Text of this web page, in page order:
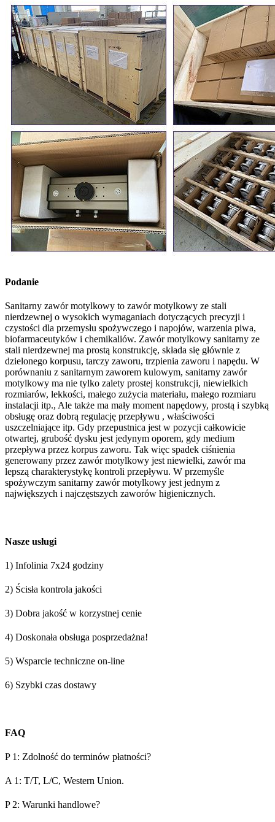
Podanie
Sanitarny zawór motylkowy to zawór motylkowy ze stali
nierdzewnej o wysokich wymaganiach dotyczących precyzji i
czystości dla przemysłu spożywczego i napojów, warzenia piwa,
biofarmaceutyków i chemikaliów. Zawór motylkowy sanitarny ze
stali nierdzewnej ma prostą konstrukcję, składa się głównie z
dzielonego korpusu, tarczy zaworu, trzpienia zaworu i napędu. W
porównaniu z sanitarnym zaworem kulowym, sanitarny zawór
motylkowy ma nie tylko zalety prostej konstrukcji, niewielkich
rozmiarów, lekkości, małego zużycia materiału, małego rozmiaru
instalacji itp., Ale także ma mały moment napędowy, prostą i szybką
obsługę oraz dobrą regulację przepływu , właściwości
uszczelniające itp. Gdy przepustnica jest w pozycji całkowicie
otwartej, grubość dysku jest jedynym oporem, gdy medium
przepływa przez korpus zaworu. Tak więc spadek ciśnienia
generowany przez zawór motylkowy jest niewielki, zawór ma
lepszą charakterystykę kontroli przepływu. W przemyśle
spożywczym sanitarny zawór motylkowy jest jednym z
największych i najczęstszych zaworów higienicznych.
Nasze usługi
1) Infolinia 7x24 godziny
2) Ścisła kontrola jakości
3) Dobra jakość w korzystnej cenie
4) Doskonała obsługa posprzedażna!
5) Wsparcie techniczne on-line
6) Szybki czas dostawy
FAQ
P 1: Zdolność do terminów płatności?
A 1: T/T, L/C, Western Union.
P 2: Warunki handlowe?